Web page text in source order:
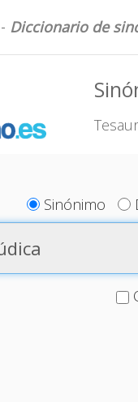
Diccionario de
Sinónimo